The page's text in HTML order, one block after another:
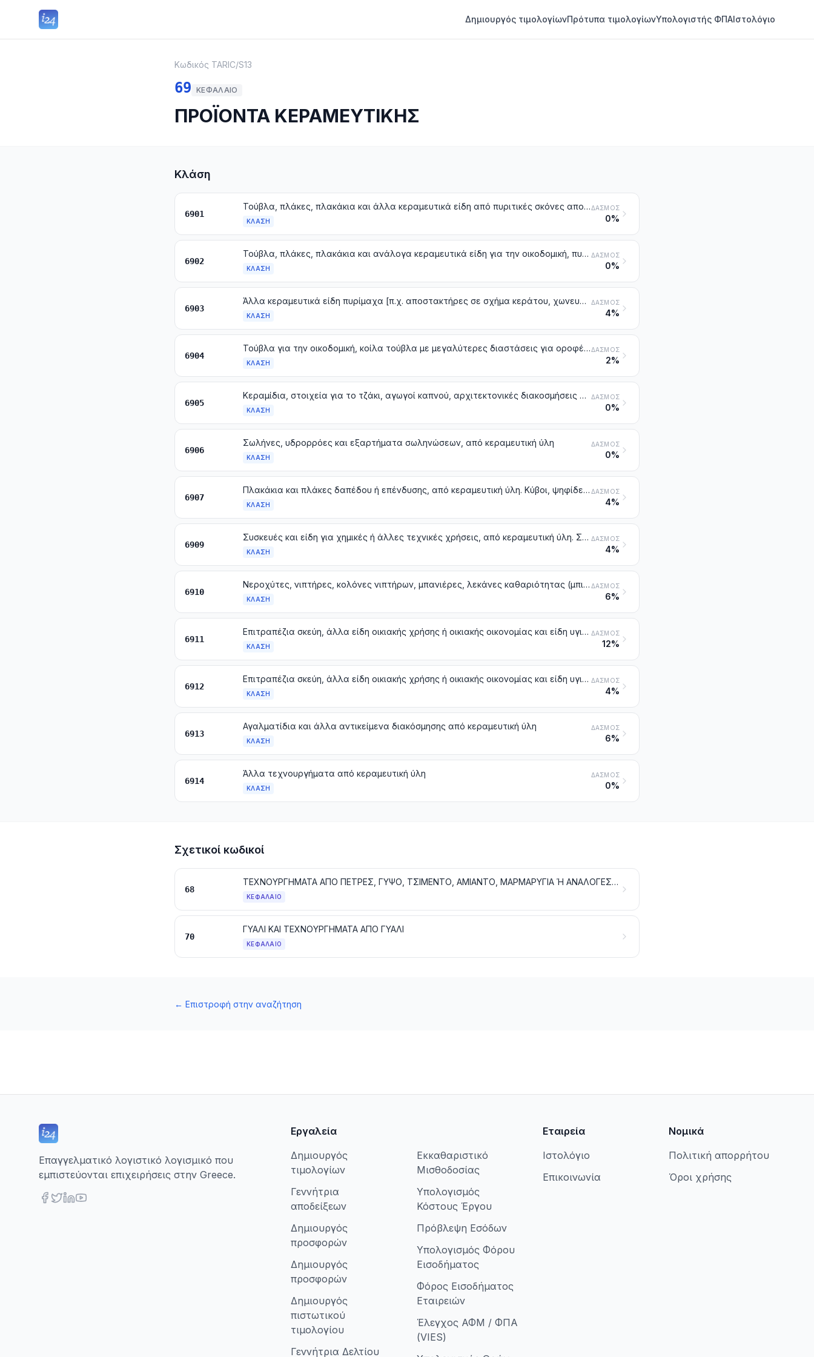
Δημιουργός τιμολογίωνΠρότυπα τιμολογίωνΥπολογιστής ΦΠΑΙστολόγιο
Κωδικός TARIC/S13
69 ΚΕΦΆΛΑΙΟ
ΠΡΟΪΟΝΤΑ ΚΕΡΑΜΕΥΤΙΚΗΣ
Κλάση
6901
Τούβλα, πλάκες, πλακάκια και άλλα κεραμευτικά είδη από πυριτικές σκόνες απολιθωμάτων (π.χ. kieselguhr, τριπολίτις γη, διατομίτης) ή από ανάλογες πυριτικές γαίες
ΚΛΆΣΗ
ΔΑΣΜΌΣ
0%
6902
Τούβλα, πλάκες, πλακάκια και ανάλογα κεραμευτικά είδη για την οικοδομική, πυρίμαχα, άλλα από εκείνα από πυριτικές σκόνες απολιθωμάτων ή από ανάλογες πυριτικές γαίες
ΚΛΆΣΗ
ΔΑΣΜΌΣ
0%
6903
Άλλα κεραμευτικά είδη πυρίμαχα [π.χ. αποστακτήρες σε σχήμα κεράτου, χωνευτήρια, θάλαμοι κλιβάνων, εμφράγματα, στηρίγματα, δοχεία κυπελλώσεως, σωλήνες κάθε είδους, θήκες, ράβδοι και πλάκες (slide gates) κάδων χύτευσης], άλλα από εκείνα από πυριτικές σκόνες απολιθωμάτων ή από ανάλογες πυριτικές γαίες
ΚΛΆΣΗ
ΔΑΣΜΌΣ
4%
6904
Τούβλα για την οικοδομική, κοίλα τούβλα με μεγαλύτερες διαστάσεις για οροφές και δάπεδα, τούβλα με ειδικό σχήμα για επενδύσεις δοκαριών και παρόμοια είδη, από κεραμευτική ύλη
ΚΛΆΣΗ
ΔΑΣΜΌΣ
2%
6905
Κεραμίδια, στοιχεία για το τζάκι, αγωγοί καπνού, αρχιτεκτονικές διακοσμήσεις από κεραμευτική ύλη, και άλλα πήλινα είδη για την οικοδομή
ΚΛΆΣΗ
ΔΑΣΜΌΣ
0%
6906
Σωλήνες, υδρορρόες και εξαρτήματα σωληνώσεων, από κεραμευτική ύλη
ΚΛΆΣΗ
ΔΑΣΜΌΣ
0%
6907
Πλακάκια και πλάκες δαπέδου ή επένδυσης, από κεραμευτική ύλη. Κύβοι, ψηφίδες και παρόμοια είδη για μωσαϊκά από κεραμευτική ύλη, έστω και πάνω σε υπόθεμα. Κεραμικά φινιρίσματος
ΚΛΆΣΗ
ΔΑΣΜΌΣ
4%
6909
Συσκευές και είδη για χημικές ή άλλες τεχνικές χρήσεις, από κεραμευτική ύλη. Σκάφες και κάδοι για το πότισμα των ζώων, φάτνες και παρόμοια δοχεία για την αγροτική οικονομία, από κεραμευτική ύλη. Στάμνες και παρόμοια δοχεία για τη μεταφορά ή τη συσκευασία, από κεραμευτική ύλη
ΚΛΆΣΗ
ΔΑΣΜΌΣ
4%
6910
Νεροχύτες, νιπτήρες, κολόνες νιπτήρων, μπανιέρες, λεκάνες καθαριότητας (μπιντέδες), λεκάνες αποχωρητηρίων, καζανάκια, ουρητήρια και παρόμοια, μόνιμα είδη υγιεινής, από κεραμευτική ύλη
ΚΛΆΣΗ
ΔΑΣΜΌΣ
6%
6911
Επιτραπέζια σκεύη, άλλα είδη οικιακής χρήσης ή οικιακής οικονομίας και είδη υγιεινής ή ευπρεπισμού, από πορσελάνη
ΚΛΆΣΗ
ΔΑΣΜΌΣ
12%
6912
Επιτραπέζια σκεύη, άλλα είδη οικιακής χρήσης ή οικιακής οικονομίας και είδη υγιεινής ή ευπρεπισμού, από κεραμευτική ύλη, άλλα από εκείνα από πορσελάνη
ΚΛΆΣΗ
ΔΑΣΜΌΣ
4%
6913
Αγαλματίδια και άλλα αντικείμενα διακόσμησης από κεραμευτική ύλη
ΚΛΆΣΗ
ΔΑΣΜΌΣ
6%
6914
Άλλα τεχνουργήματα από κεραμευτική ύλη
ΚΛΆΣΗ
ΔΑΣΜΌΣ
0%
Σχετικοί κωδικοί
68
ΤΕΧΝΟΥΡΓΗΜΑΤΑ ΑΠΟ ΠΕΤΡΕΣ, ΓΥΨΟ, ΤΣΙΜΕΝΤΟ, ΑΜΙΑΝΤΟ, ΜΑΡΜΑΡΥΓΙΑ Ή ΑΝΑΛΟΓΕΣ ΥΛΕΣ
ΚΕΦΆΛΑΙΟ
70
ΓΥΑΛΙ ΚΑΙ ΤΕΧΝΟΥΡΓΗΜΑΤΑ ΑΠΟ ΓΥΑΛΙ
ΚΕΦΆΛΑΙΟ
← Επιστροφή στην αναζήτηση
Επαγγελματικό λογιστικό λογισμικό που
εμπιστεύονται επιχειρήσεις στην Greece.
Εργαλεία
Δημιουργός
τιμολογίων
Γεννήτρια
αποδείξεων
Δημιουργός
προσφορών
Δημιουργός
προσφορών
Δημιουργός
πιστωτικού
τιμολογίου
Γεννήτρια Δελτίου
Εκκαθαριστικό
Μισθοδοσίας
Υπολογισμός
Κόστους Έργου
Πρόβλεψη Εσόδων
Υπολογισμός Φόρου
Εισοδήματος
Φόρος Εισοδήματος
Εταιρειών
Έλεγχος ΑΦΜ / ΦΠΑ
(VIES)
Εταιρεία
Ιστολόγιο
Επικοινωνία
Νομικά
Πολιτική απορρήτου
Όροι χρήσης